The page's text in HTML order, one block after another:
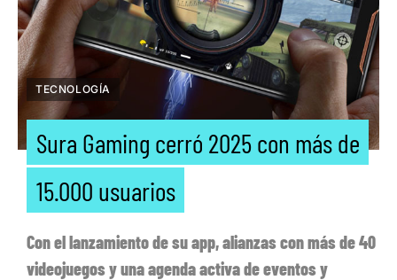
TECNOLOGÍA
Sura Gaming cerró 2025 con más de
15.000 usuarios
Con el lanzamiento de su app, alianzas con más de 40
videojuegos y una agenda activa de eventos y